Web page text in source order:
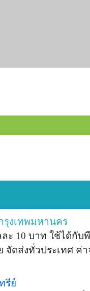
รุงเทพมหานคร
ะ 10 บาท ใช้ได้กั
จัดส่งทั่วประเทศ ค่
รีย์